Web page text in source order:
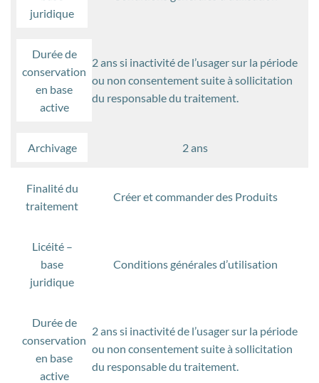
juridique
Durée de
conservation
en base
active
2 ans si inactivité de l’usager sur la période
ou non consentement suite à sollicitation
du responsable du traitement.
Archivage 2 ans
Finalité du
traitement
Créer et commander des Produits
Licéité –
base
juridique
Conditions générales d’utilisation
Durée de
conservation
en base
active
2 ans si inactivité de l’usager sur la période
ou non consentement suite à sollicitation
du responsable du traitement.